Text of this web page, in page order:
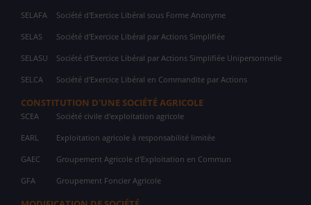
SELAFA Société d'Exercice Libéral sous Forme Anonyme
SELAS Société d'Exercice Libéral par Actions Simplifiée
SELASU Société d'Exercice Libéral par Actions Simplifiée Unipersonnelle
SELCA Société d'Exercice Libéral en Commandite par Actions
CONSTITUTION D'UNE SOCIÉTÉ AGRICOLE
SCEA Société civile d'exploitation agricole
EARL Exploitation agricole à responsabilité limitée
GAEC Groupement Agricole d'Exploitation en Commun
GFA Groupement Foncier Agricole